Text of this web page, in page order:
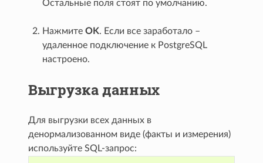
Остальные поля стоят по умолчанию.
НажмитеOK. Если все заработало –
удаленное подключение к PostgreSQL
настроено.
Выгрузка данных
Для выгрузки всех данных в
денормализованном виде (факты и измерения)
используйте SQL-запрос: